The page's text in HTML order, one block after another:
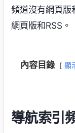
頻道沒有網頁版
網頁版和RSS。
內容目錄 顯
導航索引